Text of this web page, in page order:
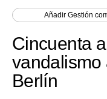
Economía
Mercados
AñadirGestión
Cincuenta
vandalismo
Berlín